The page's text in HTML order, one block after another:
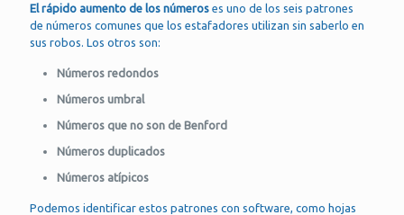
El rápido aumento de los números es uno de los seis patrones
de números comunes que los estafadores utilizan sin saberlo en
sus robos. Los otros son:
Números redondos
Números umbral
Números que no son de Benford
Números duplicados
Números atípicos
Podemos identificar estos patrones con software, como hojas